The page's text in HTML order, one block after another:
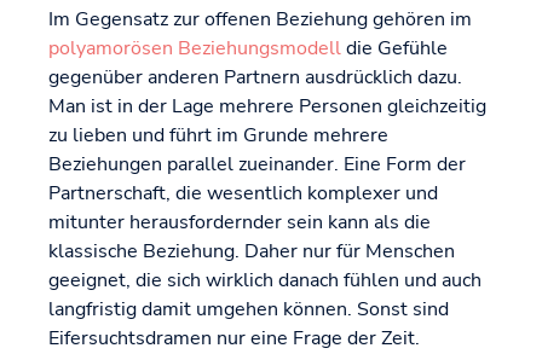
Im Gegensatz zur offenen Beziehung gehören im
polyamorösen Beziehungsmodelldie Gefühle
gegenüber anderen Partnern ausdrücklich dazu.
Man ist in der Lage mehrere Personen gleichzeitig
zu lieben und führt im Grunde mehrere
Beziehungen parallel zueinander. Eine Form der
Partnerschaft, die wesentlich komplexer und
mitunter herausfordernder sein kann als die
klassische Beziehung. Daher nur für Menschen
geeignet, die sich wirklich danach fühlen und auch
langfristig damit umgehen können. Sonst sind
Eifersuchtsdramen nur eine Frage der Zeit.